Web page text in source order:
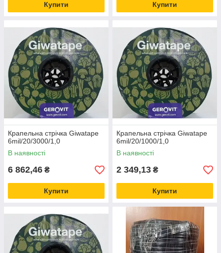
Купити Купити
Крапельна стрічка Giwatape
6mil/20/3000/1,0
В наявності
6 862,46 ₴
Купити
Крапельна стрічка Giwatape
6mil/20/1000/1,0
В наявності
2 349,13 ₴
Купити